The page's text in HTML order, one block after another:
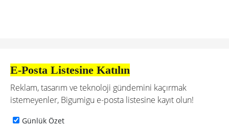
E-Posta Listesine Katılın
Reklam, tasarım ve teknoloji gündemini kaçırmak
istemeyenler, Bigumigu e-posta listesine kayıt olun!
Günlük Özet